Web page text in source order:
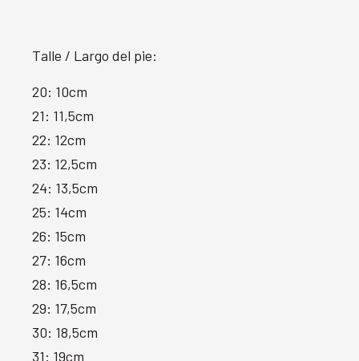
Talle / Largo del pie:
20: 10cm
21: 11,5cm
22: 12cm
23: 12,5cm
24: 13,5cm
25: 14cm
26: 15cm
27: 16cm
28: 16,5cm
29: 17,5cm
30: 18,5cm
31: 19cm